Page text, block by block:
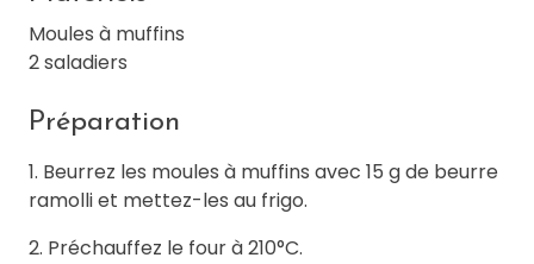
Moules à muffins
2 saladiers
Préparation
1. Beurrez les moules à muffins avec 15 g de beurre
ramolli et mettez-les au frigo.
2. Préchauffez le four à 210°C.